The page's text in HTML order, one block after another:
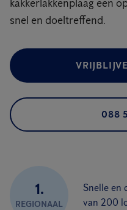
kakkerlakkenplaag een
snel en doeltreffend.
088
1.
REGIONAAL
Snelle en
van 200